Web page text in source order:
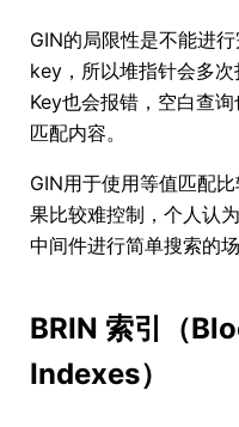
GIN的局限性是不能进
key，所以堆指针会多
Key也会报错，空白查
匹配内容。
GIN用于使用等值匹配
果比较难控制，个人认
中间件进行简单搜索的场
BRIN 索引（
Indexes）